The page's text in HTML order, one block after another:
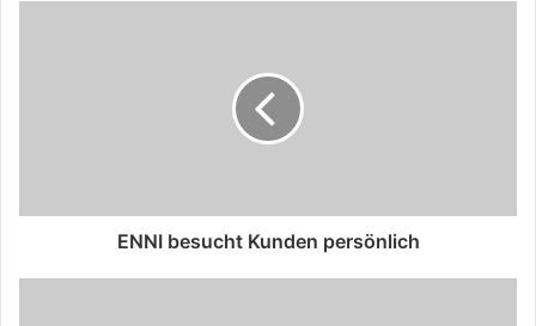
ENNI besucht Kunden persönlich